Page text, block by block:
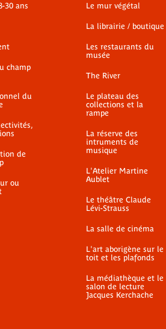
30 ans
champ
du
de
ou
Le mur végétal
La librairie / boutique
Les restaurants du
musée
The River
Le plateau des
collections et la
rampe
La réserve des
intruments de
musique
L'Atelier Martine
Aublet
Le théâtre Claude
Lévi-Strauss
La salle de cinéma
L'art aborigène sur le
toit et les plafonds
La médiathèque et le
salon de lecture
Jacques Kerchache